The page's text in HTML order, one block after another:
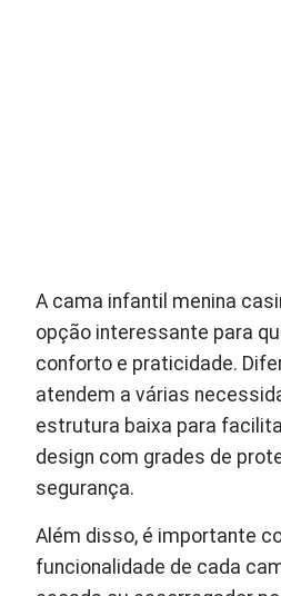
A cama infantil menina
opção interessante para
conforto e praticidade.
atendem a várias
estrutura baixa para
design com grades de
segurança.
Além disso, é importante
funcionalidade de cada